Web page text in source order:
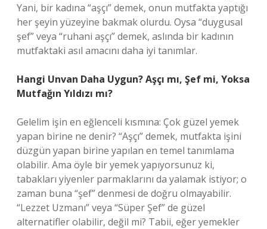
Yani, bir kadına “aşçı” demek, onun mutfakta yaptığı
her şeyin yüzeyine bakmak olurdu. Oysa “duygusal
şef” veya “ruhani aşçı” demek, aslında bir kadının
mutfaktaki asıl amacını daha iyi tanımlar.
Hangi Unvan Daha Uygun? Aşçı mı, Şef mi, Yoksa
Mutfağın Yıldızı mı?
Gelelim işin en eğlenceli kısmına: Çok güzel yemek
yapan birine ne denir? “Aşçı” demek, mutfakta işini
düzgün yapan birine yapılan en temel tanımlama
olabilir. Ama öyle bir yemek yapıyorsunuz ki,
tabakları yiyenler parmaklarını da yalamak istiyor; o
zaman buna “şef” denmesi de doğru olmayabilir.
“Lezzet Uzmanı” veya “Süper Şef” de güzel
alternatifler olabilir, değil mi? Tabii, eğer yemekler